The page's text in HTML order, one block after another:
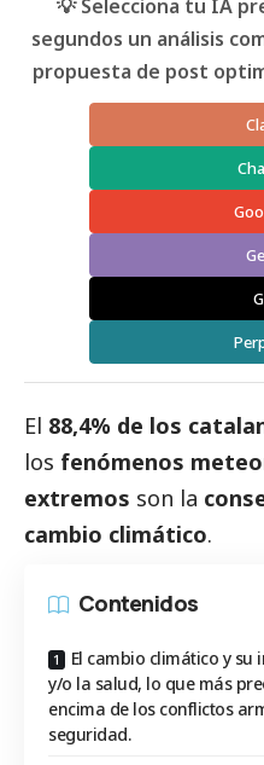
💡 Selecciona tu IA
segundos un análisis
propuesta de post
El 88,4% de los
los fenómenos
extremos son la
cambio climático.
Contenidos
El cambio climático y
y/o la salud, lo que más
encima de los conflictos
seguridad.